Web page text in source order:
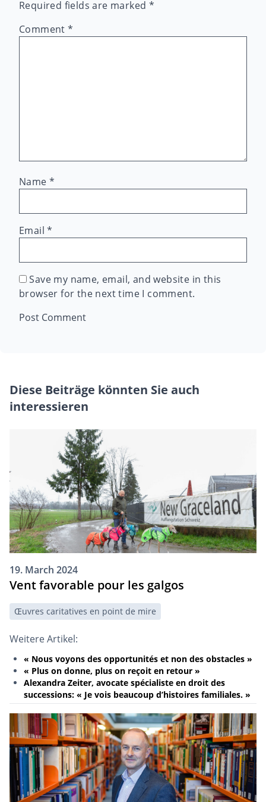
Required fields are marked *
Comment*
Name *
Email*
Save my name, email, and website in this
browser for the next time I comment.
Diese Beiträge könnten Sie auch
interessieren
19. March 2024
Vent favorable pour les galgos
Œuvres caritatives en point de mire
Weitere Artikel:
« Nous voyons des opportunités et non des obstacles »
« Plus on donne, plus on reçoit en retour »
Alexandra Zeiter, avocate spécialiste en droit des
successions: « Je vois beaucoup d’histoires familiales. »